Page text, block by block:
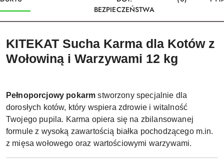
BEZPIECZEŃSTWA
KITEKAT Sucha Karma dla Kotów z
Wołowiną i Warzywami 12 kg
Pełnoporcjowy pokarm stworzony specjalnie dla
dorosłych kotów, który wspiera zdrowie i witalność
Twojego pupila. Karma opiera się na zbilansowanej
formule z wysoką zawartością białka pochodzącego m.in.
z mięsa wołowego oraz wartościowymi warzywami.